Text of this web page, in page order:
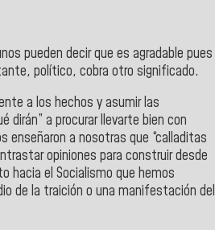
pueden decir que es agradable pues
político, cobra otro significado.
a los hechos y asumir las
a procurar llevarte bien con
enseñaron a nosotras que “calladitas
opiniones para construir desde
hacia el Socialismo que hemos
de la traición o una manifestación del